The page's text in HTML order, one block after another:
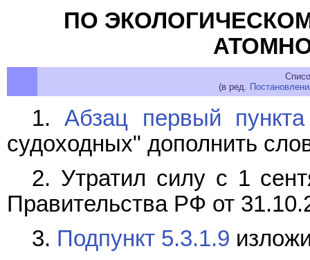
ПО
(в ред.
1.Абзац первый
судоходных" дополнить
2. Утратил силу с 1
Правительства РФ от
3. Подпункт 5.3.1.9